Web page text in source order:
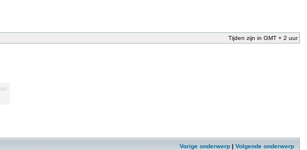
Tijden zijn in GMT + 2 uur
Vorige onderwerp | Volgende onderwerp